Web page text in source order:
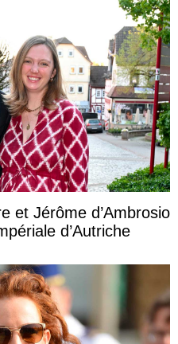
et Jérôme d’Ambrosio
d’Autriche